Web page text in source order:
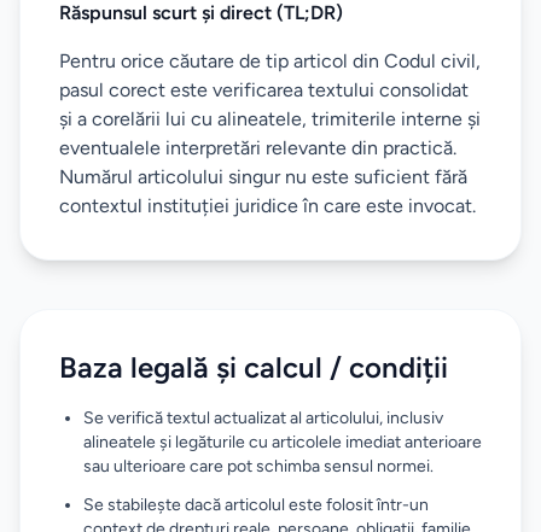
Răspunsul scurt și direct (TL;DR)
Pentru orice căutare de tip articol din Codul civil,
pasul corect este verificarea textului consolidat
și a corelării lui cu alineatele, trimiterile interne și
eventualele interpretări relevante din practică.
Numărul articolului singur nu este suficient fără
contextul instituției juridice în care este invocat.
Baza legală și calcul / condiții
Se verifică textul actualizat al articolului, inclusiv
alineatele și legăturile cu articolele imediat anterioare
sau ulterioare care pot schimba sensul normei.
Se stabilește dacă articolul este folosit într-un